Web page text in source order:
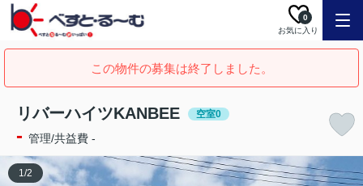
お気に入り
0
この物件の募集は終了しました。
リバーハイツKANBEE 空室0
- 管理/共益費 -
1/2